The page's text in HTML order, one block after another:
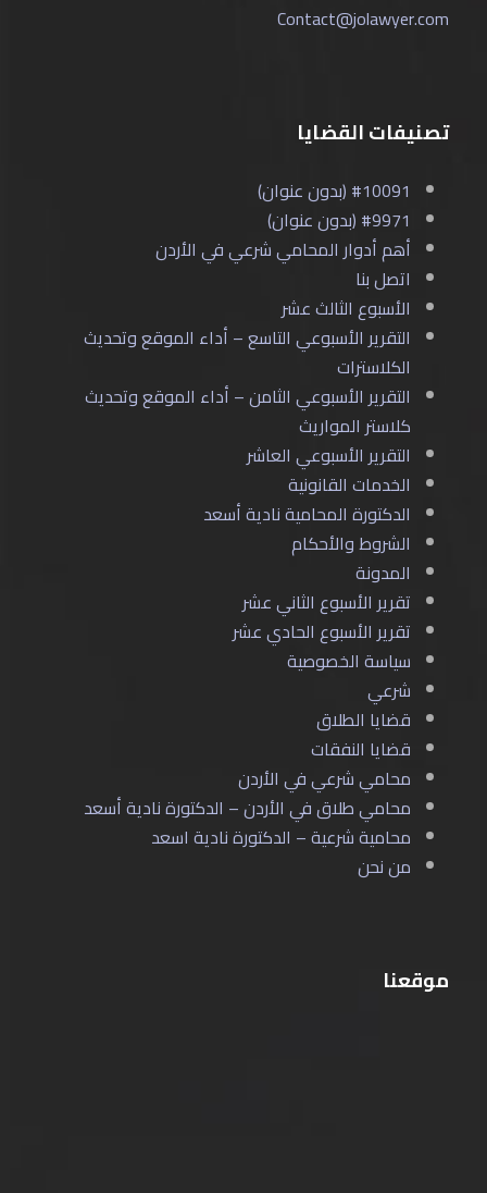
Contact@jolawyer.com
تصنيفات القضايا
#10091 (بدون عنوان)
#9971 (بدون عنوان)
أهم أدوار المحامي شرعي في الأردن
اتصل بنا
الأسبوع الثالث عشر
التقرير الأسبوعي التاسع – أداء الموقع وتحديث
الكلاسترات
التقرير الأسبوعي الثامن – أداء الموقع وتحديث
كلاستر المواريث
التقرير الأسبوعي العاشر
الخدمات القانونية
الدكتورة المحامية نادية أسعد
الشروط والأحكام
المدونة
تقرير الأسبوع الثاني عشر
تقرير الأسبوع الحادي عشر
سياسة الخصوصية
شرعي
قضايا الطلاق
قضايا النفقات
محامي شرعي في الأردن
محامي طلاق في الأردن – الدكتورة نادية أسعد
محامية شرعية – الدكتورة نادية اسعد
من نحن
موقعنا